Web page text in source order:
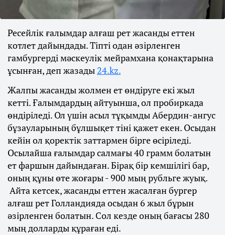
Ресейлік ғалымдар алғаш рет жасанды еттен
котлет дайындады. Тіпті одан әзірленген
гамбургерді мәскеулік мейрамхана қонақтарына
ұсынған, деп жазады 24.kz.
Жалпы жасанды жолмен ет өндіруге екі жыл
кетті. Ғалымдардың айтуынша, ол пробиркада
өндіріледі. Ол үшін асыл тұқымды Абердин-ангус
бұзауларының бұлшықет тіні қажет екен. Осыдан
кейін ол қоректік заттармен бірге өсіріледі.
Осылайша ғалымдар салмағы 40 грамм болатын
ет фаршын дайындаған. Бірақ бір кемшілігі бар,
оның құны өте жоғары - 900 мың рубльге жуық.
Айта кетсек, жасанды еттен жасалған бургер
алғаш рет Голландияда осыдан 6 жыл бұрын
әзірленген болатын. Сол кезде оның бағасы 280
мың долларды құраған еді.